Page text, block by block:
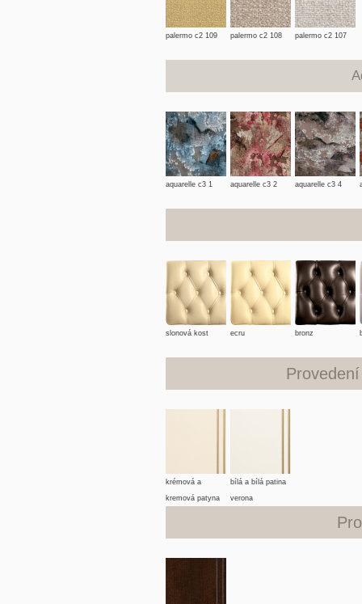
palermo c2 109 palermo c2 108 palermo c2 107
aquarelle c3 1 aquarelle c3 2 aquarelle c3 4
slonová kost ecru bronz
krémová a
kremová patyna
bílá a bílá patina
verona